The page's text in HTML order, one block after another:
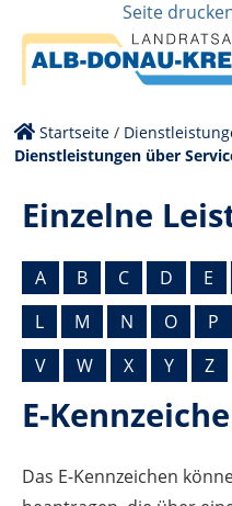
Seite
Startseite /
Dienstleistungen über
Einzelne
A B C D E
L
M N O P
V
W X Y Z
E-
Das E-Kennzeichen